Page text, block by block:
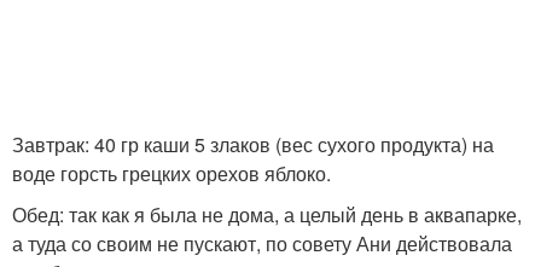
Завтрак: 40 гр каши 5 злаков (вес сухого продукта) на
воде горсть грецких орехов яблоко.
Обед: так как я была не дома, а целый день в аквапарке,
а туда со своим не пускают, по совету Ани действовала